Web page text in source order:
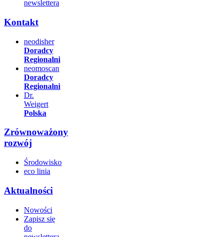
newslettera
Kontakt
neodisher
Doradcy
Regionalni
neomoscan
Doradcy
Regionalni
Dr.
Weigert
Polska
Zrównoważony
rozwój
Środowisko
eco linia
Aktualności
Nowości
Zapisz się
do